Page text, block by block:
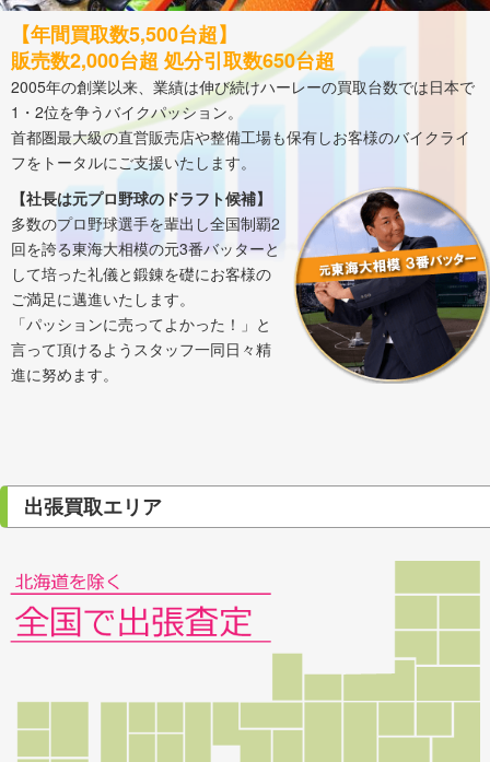
【年間買取数5,500台超】
販売数2,000台超 処分引取数650台超
2005年の創業以来、業績は伸び続けハーレーの買取台数では日本で
1・2位を争うバイクパッション。
首都圏最大級の直営販売店や整備工場も保有しお客様のバイクライ
フをトータルにご支援いたします。
【社長は元プロ野球のドラフト候補】
多数のプロ野球選手を輩出し全国制覇2
回を誇る東海大相模の元3番バッターと
して培った礼儀と鍛錬を礎にお客様の
ご満足に邁進いたします。
「パッションに売ってよかった！」と
言って頂けるようスタッフ一同日々精
進に努めます。
出張買取エリア